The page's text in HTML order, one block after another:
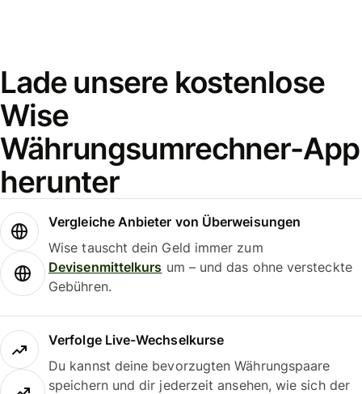
Lade unsere kostenlose
Wise
Währungsumrechner-App
herunter
Vergleiche Anbieter von Überweisungen
Wise tauscht dein Geld immer zum
Devisenmittelkurs um – und das ohne versteckte
Gebühren.
Verfolge Live-Wechselkurse
Du kannst deine bevorzugten Währungspaare
speichern und dir jederzeit ansehen, wie sich der